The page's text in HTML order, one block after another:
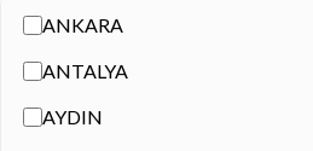
ANKARA
ANTALYA
AYDIN